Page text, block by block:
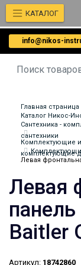
info@nikos-
КАТАЛОГ
Главная страница
Каталог Никос-
Сантехника -
сантехники
Комплектующие
комплектующие
Левая
Левая
Baitler
Артикул: 18742860